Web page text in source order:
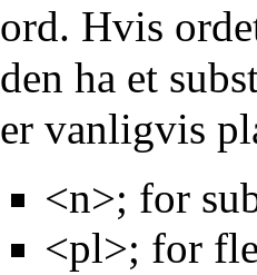
ord. Hvis
den ha et
er vanligvis
<n>; for
<pl>; for